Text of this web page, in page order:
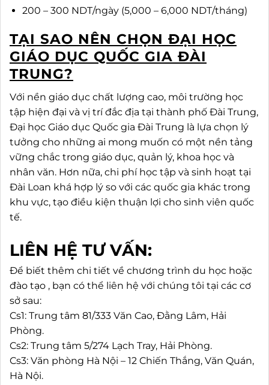
200 – 300 NDT/ngày (5,000 – 6,000 NDT/tháng)
TẠI SAO NÊN CHỌN ĐẠI HỌC
GIÁO DỤC QUỐC GIA ĐÀI
TRUNG?
Với nền giáo dục chất lượng cao, môi trường học
tập hiện đại và vị trí đắc địa tại thành phố Đài Trung,
Đại học Giáo dục Quốc gia Đài Trung là lựa chọn lý
tưởng cho những ai mong muốn có một nền tảng
vững chắc trong giáo dục, quản lý, khoa học và
nhân văn. Hơn nữa, chi phí học tập và sinh hoạt tại
Đài Loan khá hợp lý so với các quốc gia khác trong
khu vực, tạo điều kiện thuận lợi cho sinh viên quốc
tế.
LIÊN HỆ TƯ VẤN:
Để biết thêm chi tiết về chương trình du học hoặc
đào tạo , bạn có thể liên hệ với chúng tôi tại các cơ
sở sau:
Cs1: Trung tâm 81/333 Văn Cao, Đằng Lâm, Hải
Phòng.
Cs2: Trung tâm 5/274 Lạch Tray, Hải Phòng.
Cs3: Văn phòng Hà Nội – 12 Chiến Thắng, Văn Quán,
Hà Nội.